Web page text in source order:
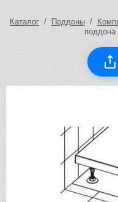
Каталог/ Поддоны/
поддона